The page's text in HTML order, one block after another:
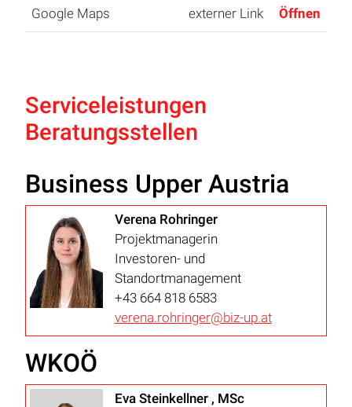
Google Maps externer Link Öffnen
Serviceleistungen
Beratungsstellen
Business Upper Austria
Verena Rohringer
Projektmanagerin
Investoren- und
Standortmanagement
+43 664 818 6583
verena.rohringer@biz-up.at
WKOÖ
Eva Steinkellner , MSc